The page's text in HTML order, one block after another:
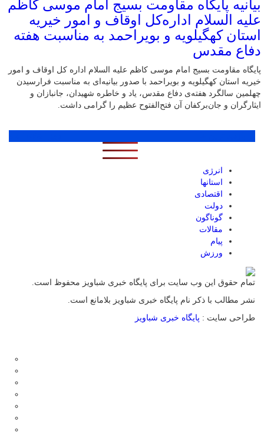
بیانیه پایگاه مقاومت بسیج امام موسی کاظم
علیه السلام اداره‌کل اوقاف و امور خیریه
استان کهگیلویه و بویراحمد به مناسبت هفته
دفاع مقدس
پایگاه مقاومت بسیج امام موسی کاظم علیه السلام اداره کل اوقاف و امور
خیریه استان کهگیلویه و بویراحمد با صدور بیانیه‌ای به مناسبت فرارسیدن
چهلمین سالگرد هفته‌ی دفاع مقدس، یاد و خاطره شهیدان، جانبازان و
ایثارگران و جان‌برکفان آن فتح‌الفتوح عظیم را گرامی داشت.
انرژی
استانها
اقتصادی
دولت
گوناگون
مقالات
پیام
ورزش
تمام حقوق این وب سایت برای پایگاه خبری شباویز محفوظ است.
نشر مطالب با ذکر نام پایگاه خبری شباویز بلامانع است.
طراحی سایت : پایگاه خبری شباویز